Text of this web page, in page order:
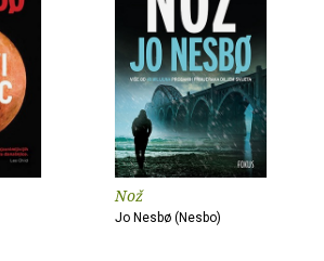
Nož
Jo Nesbø (Nesbo)